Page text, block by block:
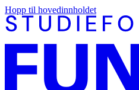
Hopp til hovedinnholdet